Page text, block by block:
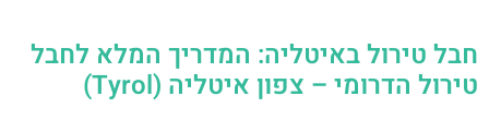
חבל טירול באיטליה: המדריך המלא לחבל
טירול הדרומי – צפון איטליה (Tyrol)